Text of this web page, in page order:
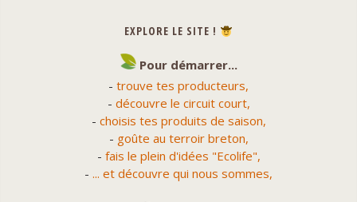
EXPLORE LE SITE !
Pour démarrer...
- trouve tes producteurs,
- découvre le circuit court,
- choisis tes produits de saison,
- goûte au terroir breton,
- fais le plein d'idées "Ecolife",
- ... et découvre qui nous sommes,